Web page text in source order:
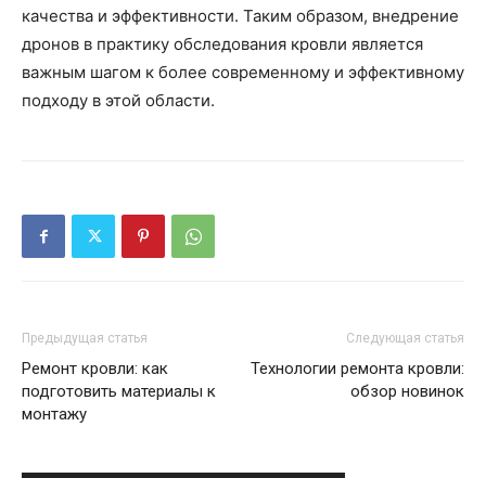
качества и эффективности. Таким образом, внедрение
дронов в практику обследования кровли является
важным шагом к более современному и эффективному
подходу в этой области.
Предыдущая статья
Ремонт кровли: как
подготовить материалы к
монтажу
Следующая статья
Технологии ремонта кровли:
обзор новинок